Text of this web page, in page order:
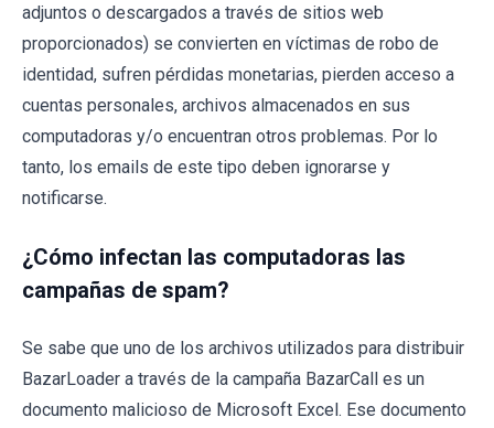
adjuntos o descargados a través de sitios web
proporcionados) se convierten en víctimas de robo de
identidad, sufren pérdidas monetarias, pierden acceso a
cuentas personales, archivos almacenados en sus
computadoras y/o encuentran otros problemas. Por lo
tanto, los emails de este tipo deben ignorarse y
notificarse.
¿Cómo infectan las computadoras las
campañas de spam?
Se sabe que uno de los archivos utilizados para distribuir
BazarLoader a través de la campaña BazarCall es un
documento malicioso de Microsoft Excel. Ese documento